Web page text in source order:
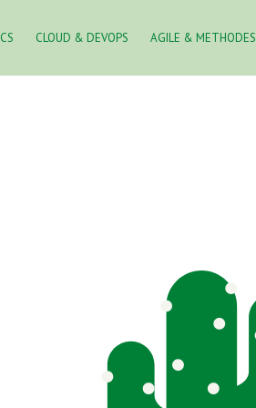
CLOUD & DEVOPS AGILE & METHODES